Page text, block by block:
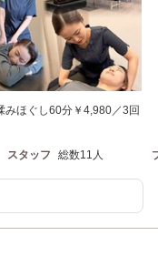
ほぐし60分￥4,980／3回
スタッフ 総数11人